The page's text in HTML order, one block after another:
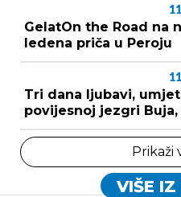
11
GelatOn the Road na
ledena priča u Peroju
11
Tri dana ljubavi,
povijesnoj jezgri
Prikaži
VIŠE IZ